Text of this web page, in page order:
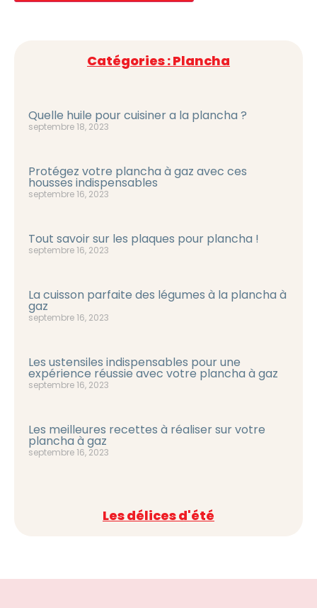
Catégories : Plancha
Quelle huile pour cuisiner a la plancha ?
septembre 18, 2023
Protégez votre plancha à gaz avec ces
housses indispensables
septembre 16, 2023
Tout savoir sur les plaques pour plancha !
septembre 16, 2023
La cuisson parfaite des légumes à la plancha à
gaz
septembre 16, 2023
Les ustensiles indispensables pour une
expérience réussie avec votre plancha à gaz
septembre 16, 2023
Les meilleures recettes à réaliser sur votre
plancha à gaz
septembre 16, 2023
Les délices d'été